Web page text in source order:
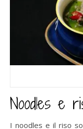
Noodles e
I noodles e il riso